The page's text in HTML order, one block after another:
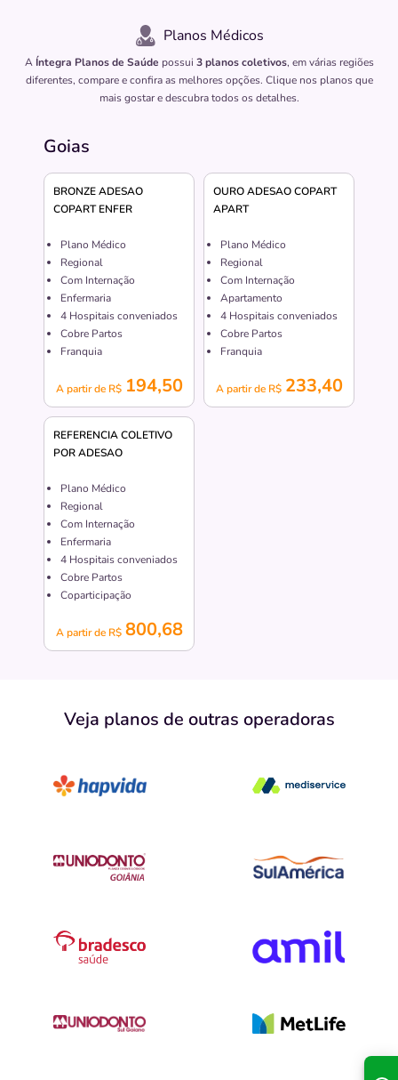
Planos Médicos
A Íntegra Planos de Saúde possui 3 planos coletivos, em várias regiões
diferentes, compare e confira as melhores opções. Clique nos planos que
mais gostar e descubra todos os detalhes.
Goias
BRONZE ADESAO
COPART ENFER
Plano Médico
Regional
Com Internação
Enfermaria
4 Hospitais conveniados
Cobre Partos
Franquia
A partir de R$ 194,50
OURO ADESAO COPART
APART
Plano Médico
Regional
Com Internação
Apartamento
4 Hospitais conveniados
Cobre Partos
Franquia
A partir de R$ 233,40
REFERENCIA COLETIVO
POR ADESAO
Plano Médico
Regional
Com Internação
Enfermaria
4 Hospitais conveniados
Cobre Partos
Coparticipação
A partir de R$ 800,68
Veja planos de outras operadoras